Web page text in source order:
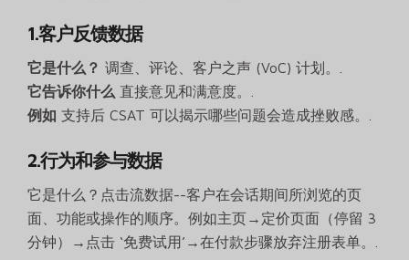
1.客户反馈数据
它是什么？ 调查、评论、客户之声 (VoC) 计划。.
它告诉你什么 直接意见和满意度。.
例如 支持后 CSAT 可以揭示哪些问题会造成挫败感。.
2.行为和参与数据
它是什么？点击流数据--客户在会话期间所浏览的页
面、功能或操作的顺序。例如主页→定价页面（停留 3
分钟）→点击 ‘免费试用’→在付款步骤放弃注册表单。.